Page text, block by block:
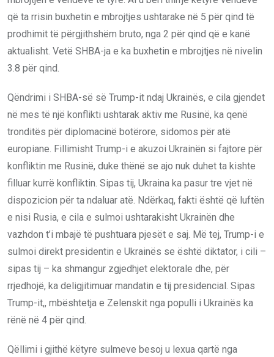
që ta rrisin buxhetin e mbrojtjes ushtarake në 5 për qind të
prodhimit të përgjithshëm bruto, nga 2 për qind që e kanë
aktualisht. Vetë SHBA-ja e ka buxhetin e mbrojtjes në nivelin
3.8 për qind.
Qëndrimi i SHBA-së së Trump-it ndaj Ukrainës, e cila gjendet
në mes të një konflikti ushtarak aktiv me Rusinë, ka qenë
tronditës për diplomacinë botërore, sidomos për atë
europiane. Fillimisht Trump-i e akuzoi Ukrainën si fajtore për
konfliktin me Rusinë, duke thënë se ajo nuk duhet ta kishte
filluar kurrë konfliktin. Sipas tij, Ukraina ka pasur tre vjet në
dispozicion për ta ndaluar atë. Ndërkaq, fakti është që luftën
e nisi Rusia, e cila e sulmoi ushtarakisht Ukrainën dhe
vazhdon t’i mbajë të pushtuara pjesët e saj. Më tej, Trump-i e
sulmoi direkt presidentin e Ukrainës se është diktator, i cili –
sipas tij – ka shmangur zgjedhjet elektorale dhe, për
rrjedhojë, ka deligjitimuar mandatin e tij presidencial. Sipas
Trump-it,, mbështetja e Zelenskit nga populli i Ukrainës ka
rënë në 4 për qind.
Qëllimi i gjithë këtyre sulmeve besoj u lexua qartë nga